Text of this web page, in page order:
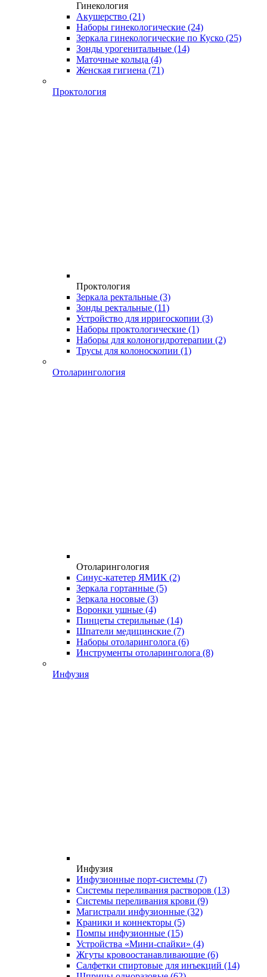
Гинекология
Акушерство (21)
Наборы гинекологические (24)
Зеркала гинекологические по Куско (25)
Зонды урогенитальные (14)
Маточные кольца (4)
Женская гигиена (71)
Проктология
Проктология
Зеркала ректальные (3)
Зонды ректальные (11)
Устройство для ирригоскопии (3)
Наборы проктологические (1)
Наборы для колоногидротерапии (2)
Трусы для колоноскопии (1)
Отоларингология
Отоларингология
Синус-катетер ЯМИК (2)
Зеркала гортанные (5)
Зеркала носовые (3)
Воронки ушные (4)
Пинцеты стерильные (14)
Шпатели медицинские (7)
Наборы отоларинголога (6)
Инструменты отоларинголога (8)
Инфузия
Инфузия
Инфузионные порт-системы (7)
Системы переливания растворов (13)
Системы переливания крови (9)
Магистрали инфузионные (32)
Краники и коннекторы (5)
Помпы инфузионные (15)
Устройства «Мини-спайки» (4)
Жгуты кровоостанавливающие (6)
Салфетки спиртовые для инъекций (14)